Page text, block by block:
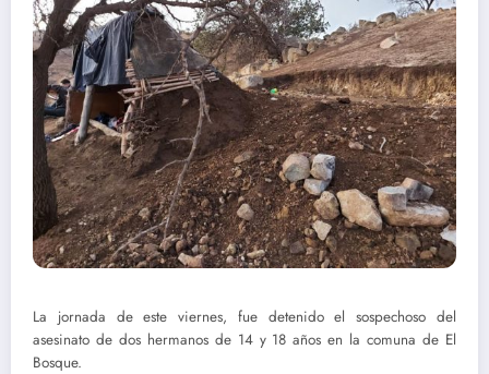
La jornada de este viernes, fue detenido el sospechoso del
asesinato de dos hermanos de 14 y 18 años en la comuna de El
Bosque.